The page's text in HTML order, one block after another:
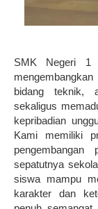
SMK Negeri 1
bidang teknik,
sekaligus
kepribadian
Kami memiliki
sepatutnya
siswa mampu
karakter dan